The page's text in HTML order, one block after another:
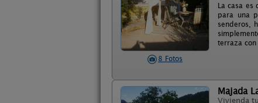
8 Fotos
La casa es
para una
senderos,
terraza con
Majada
Vivienda